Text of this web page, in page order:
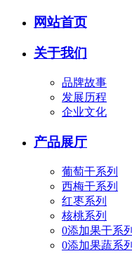
网站首页
关于我们
品牌故事
发展历程
企业文化
产品展厅
葡萄干系列
西梅干系列
红枣系列
核桃系列
0添加果干系列
0添加果蔬系列